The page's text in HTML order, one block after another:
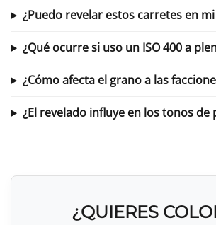
¿Puedo revelar estos carretes en mi
¿Qué ocurre si uso un ISO 400 a
¿Cómo afecta el grano a las
¿El revelado influye en los tonos de
¿QUIERES